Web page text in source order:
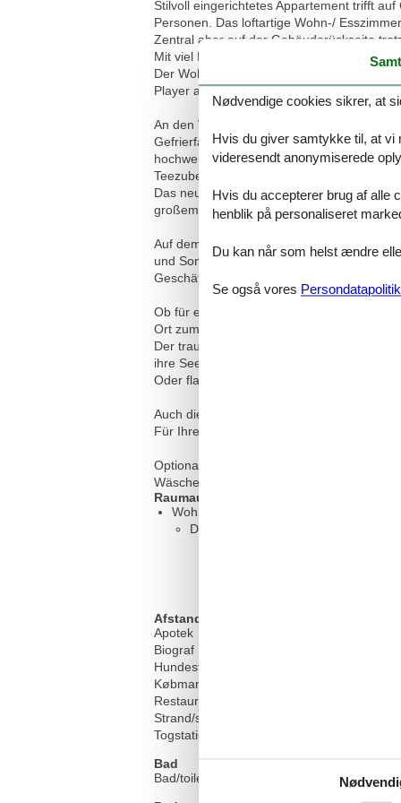
Stilvoll eingerichtetes Appartement trifft
Personen. Das loftartige Wohn-/
Zentral aber auf der Gebäuderückseite
Mit viel Liebe zum Detail frisch renoviert,
Der Wohn- und Schlafbereich ist mit
Player ausgestattet. Auch an eine
An den Wohnbereich schließt sich die
Gefrierfach, 2-Platten-Induktionsherd und
hochwertige Kaffeemaschine, eine
Teezubereiter und Toaster zur Verfügung.
Das neu gestaltete Bad verfügt über
großem Spiegel.
Auf dem großzügigen, nach Westen
und Sonnenbaden. Sonnenliegen sind
Geschäfte und Restaurants befinden sich
Ob für einen romantischen Urlaub zu zweit
Ort zum Entspannen und Genießen.
Der traumhafte Strand von Kühlungsborn
ihre Seele baumeln lassen und auf
Oder flanieren Sie entlang der eleganten
Auch die schöne Kühlungsborner Marina
Für Ihren PKW steht ein kostenloser
Optional buchbare Leistungen:
Wäschepaket 25€ pro Person
Raumaufteilung
Wohn-/Schlafzimmer, 25 m², 2 Personen
Doppelbett - Size: 151-180 cm
Afstand
Apotek
Biograf
Hundestrand
Købmand
Restaurant
Strand/sø
Togstation/busstoppested
Bad
Bad/toilet
Nødvendige cookies sikrer, at
Hvis du giver samtykke til, at vi
videresendt anonymiserede
Hvis du accepterer brug af alle
henblik på personaliseret
Du kan når som helst ændre
Se også vores Persondatapolitik